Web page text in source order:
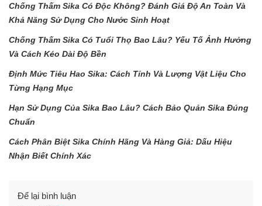
Chống Thấm Sika Có Độc Không? Đánh Giá Độ An Toàn Và
Khả Năng Sử Dụng Cho Nước Sinh Hoạt
Chống Thấm Sika Có Tuổi Thọ Bao Lâu? Yếu Tố Ảnh Hưởng
Và Cách Kéo Dài Độ Bền
Định Mức Tiêu Hao Sika: Cách Tính Và Lượng Vật Liệu Cho
Từng Hạng Mục
Hạn Sử Dụng Của Sika Bao Lâu? Cách Bảo Quản Sika Đúng
Chuẩn
Cách Phân Biệt Sika Chính Hãng Và Hàng Giả: Dấu Hiệu
Nhận Biết Chính Xác
Để lại bình luận